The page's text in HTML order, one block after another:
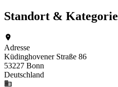
Standort & Kategorie
Adresse
Küdinghovener Straße 86
53227 Bonn
Deutschland